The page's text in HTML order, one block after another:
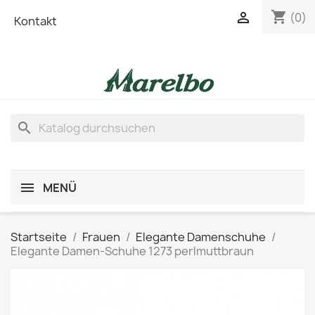
Kontakt shopping_cart (0)

search
MENÜ
Startseite Frauen
Elegante Damenschuhe
Elegante Damen-Schuhe 1273 perlmuttbraun